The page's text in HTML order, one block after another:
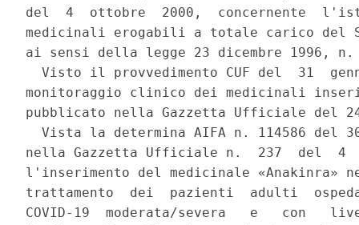
del  4  ottobre  2000,  concernente
medicinali erogabili a totale carico del
ai sensi della legge 23 dicembre 1996,
Visto il provvedimento CUF del  31
monitoraggio clinico dei medicinali
pubblicato nella Gazzetta Ufficiale del
Vista la determina AIFA n. 114586 del
nella Gazzetta Ufficiale n.  237  del  4
l'inserimento del medicinale
trattamento  dei  pazienti  adulti
COVID-19  moderata/severa   e   con